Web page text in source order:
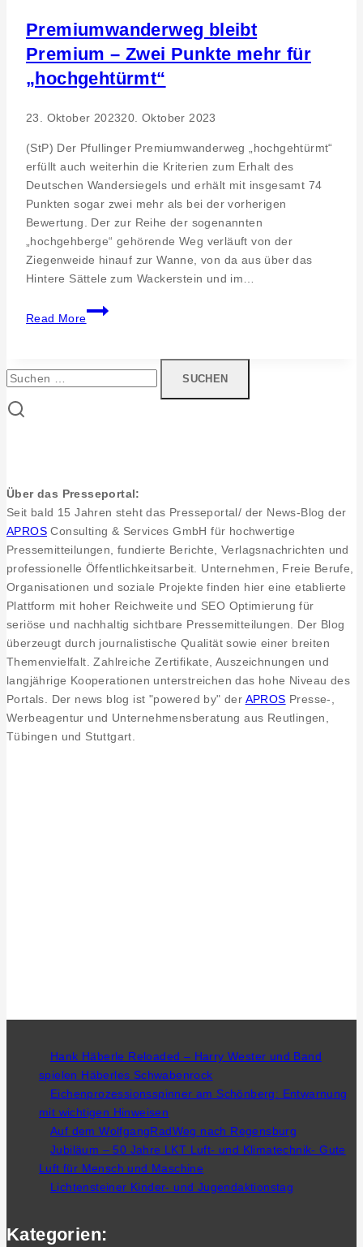
Buches
Premiumwanderweg bleibt
Premium – Zwei Punkte mehr für
„hochgehtürmt“
23. Oktober 202320. Oktober 2023
(StP) Der Pfullinger Premiumwanderweg „hochgehtürmt“
erfüllt auch weiterhin die Kriterien zum Erhalt des
Deutschen Wandersiegels und erhält mit insgesamt 74
Punkten sogar zwei mehr als bei der vorherigen
Bewertung. Der zur Reihe der sogenannten
„hochgehberge“ gehörende Weg verläuft von der
Ziegenweide hinauf zur Wanne, von da aus über das
Hintere Sättele zum Wackerstein und im…
Read More
Premiumwanderweg
bleibt
Suchen
nach:
Über das Presseportal:
Seit bald 15 Jahren steht das Presseportal/ der News-Blog der
APROS Consulting & Services GmbH für hochwertige
Pressemitteilungen, fundierte Berichte, Verlagsnachrichten und
professionelle Öffentlichkeitsarbeit. Unternehmen, Freie Berufe,
Organisationen und soziale Projekte finden hier eine etablierte
Plattform mit hoher Reichweite und SEO Optimierung für
seriöse und nachhaltig sichtbare Pressemitteilungen. Der Blog
überzeugt durch journalistische Qualität sowie einer breiten
Themenvielfalt. Zahlreiche Zertifikate, Auszeichnungen und
langjährige Kooperationen unterstreichen das hohe Niveau des
Portals. Der news blog ist "powered by" der APROS Presse-,
Werbeagentur und Unternehmensberatung aus Reutlingen,
Tübingen und Stuttgart.
Hank Häberle Reloaded – Harry Wester und Band
spielen Häberles Schwabenrock
Eichenprozessionsspinner am Schönberg: Entwarnung
mit wichtigen Hinweisen
Auf dem WolfgangRadWeg nach Regensburg
Jubiläum – 50 Jahre LKT Luft- und Klimatechnik- Gute
Luft für Mensch und Maschine
Lichtensteiner Kinder- und Jugendaktionstag
Kategorien: